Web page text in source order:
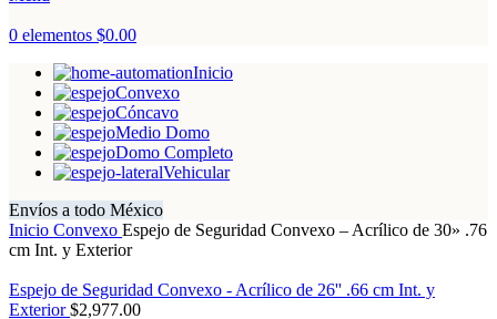
0 elementos $0.00
Inicio
Convexo
Cóncavo
Medio Domo
Domo Completo
Vehicular
Envíos a todo México
Inicio Convexo Espejo de Seguridad Convexo – Acrílico de 30» .76
cm Int. y Exterior
Espejo de Seguridad Convexo - Acrílico de 26'' .66 cm Int. y
Exterior$2,977.00